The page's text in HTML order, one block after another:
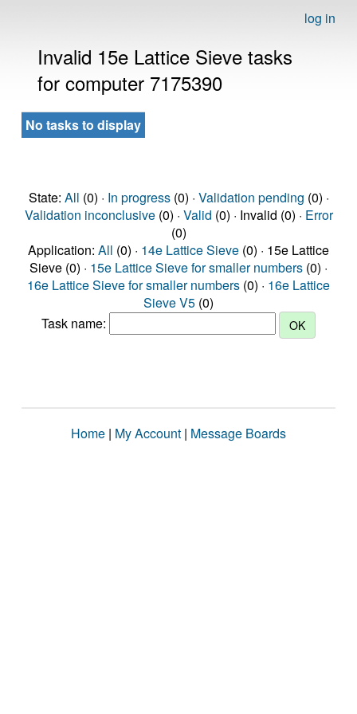
log in
Invalid 15e Lattice Sieve tasks
for computer 7175390
No tasks to display
State: All (0) · In progress(0) · Validation pending (0) ·
Validation inconclusive(0) · Valid (0) · Invalid (0) · Error
(0)
Application: All (0) · 14e Lattice Sieve (0) · 15e Lattice
Sieve (0) · 15e Lattice Sieve for smaller numbers (0) ·
16e Lattice Sieve for smaller numbers (0) · 16e Lattice
Sieve V5 (0)
Task name:
Home | My Account | Message Boards